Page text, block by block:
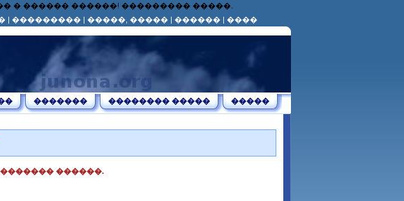
� ������ ������! ��������� �����.
| ��������� | �����, ����� | ������ | ����
������� �������� ����� �����
������.